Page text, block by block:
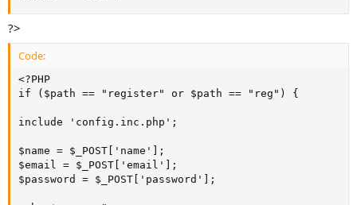
?>
Code:
<?PHP
if ($path == "register" or $path == "reg") {
include 'config.inc.php';
$name = $_POST['name'];
$email = $_POST['email'];
$password = $_POST['password'];